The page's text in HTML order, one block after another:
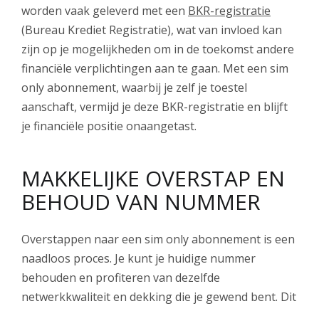
worden vaak geleverd met een BKR-registratie
(Bureau Krediet Registratie), wat van invloed kan
zijn op je mogelijkheden om in de toekomst andere
financiële verplichtingen aan te gaan. Met een sim
only abonnement, waarbij je zelf je toestel
aanschaft, vermijd je deze BKR-registratie en blijft
je financiële positie onaangetast.
MAKKELIJKE OVERSTAP EN
BEHOUD VAN NUMMER
Overstappen naar een sim only abonnement is een
naadloos proces. Je kunt je huidige nummer
behouden en profiteren van dezelfde
netwerkkwaliteit en dekking die je gewend bent. Dit